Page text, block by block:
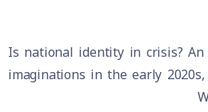
Is national identity in crisis?
imaginations in the early